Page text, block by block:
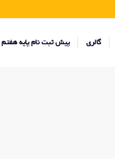
گالری پیش ثبت نام پایه هفتم